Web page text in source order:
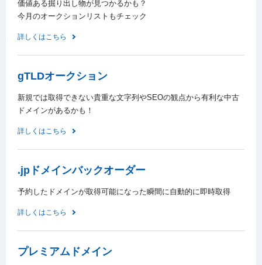
価値ある掘り出し物が見つかるかも？
今月のオークションリストもチェック
詳しくはこちら
gTLDオークション
新規では取得できない貴重な文字列やSEOの観点から有利な中古
ドメインがあるかも！
詳しくはこちら
.jpドメインバックオーダー
予約したドメインが取得可能になった瞬間に自動的に即時取得
詳しくはこちら
プレミアムドメイン